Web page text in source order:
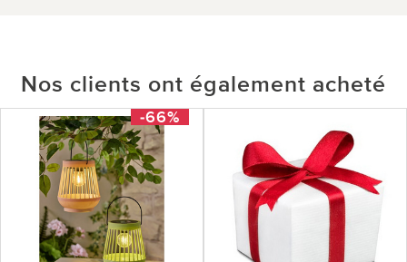
Nos clients ont également acheté
-66%